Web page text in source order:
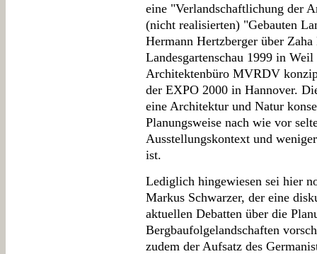
eine "Verlandschaftlichung der
(nicht realisierten) "Gebauten
Hermann Hertzberger über
Landesgartenschau 1999 in
Architektenbüro MVRDV
der EXPO 2000 in Hannover.
eine Architektur und Natur
Planungsweise nach wie vor
Ausstellungskontext und
ist.
Lediglich hingewiesen sei hier
Markus Schwarzer, der eine
aktuellen Debatten über die
Bergbaufolgelandschaften
zudem der Aufsatz des